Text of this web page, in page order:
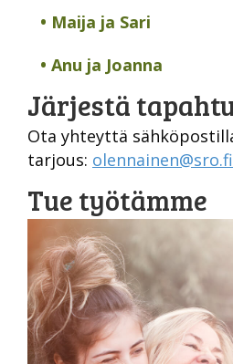
• Maija ja Sari
• Anu ja Joanna
Järjestä
Ota yhteyttä
tarjous: olennainen@sro.fi
Tue työtämme